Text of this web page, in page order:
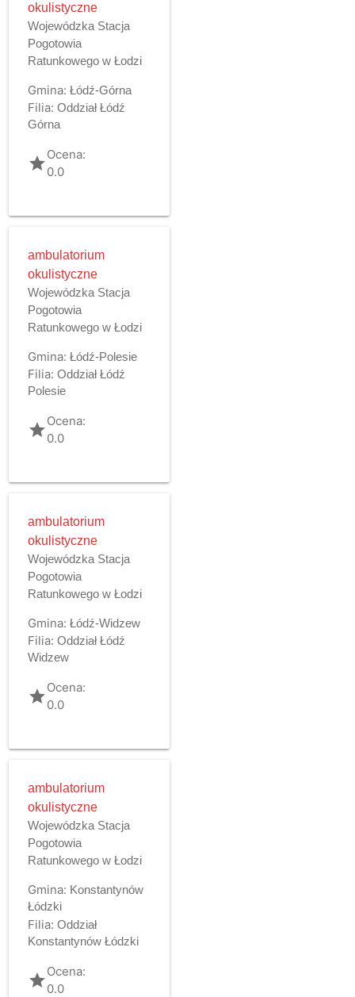
okulistyczne
Wojewódzka Stacja
Pogotowia
Ratunkowego w Łodzi
Gmina: Łódź-Górna
Filia: Oddział Łódź
Górna
gradeOcena:
0.0
ambulatorium
okulistyczne
Wojewódzka Stacja
Pogotowia
Ratunkowego w Łodzi
Gmina: Łódź-Polesie
Filia: Oddział Łódź
Polesie
gradeOcena:
0.0
ambulatorium
okulistyczne
Wojewódzka Stacja
Pogotowia
Ratunkowego w Łodzi
Gmina: Łódź-Widzew
Filia: Oddział Łódź
Widzew
gradeOcena:
0.0
ambulatorium
okulistyczne
Wojewódzka Stacja
Pogotowia
Ratunkowego w Łodzi
Gmina: Konstantynów
Łódzki
Filia: Oddział
Konstantynów Łódzki
gradeOcena:
0.0